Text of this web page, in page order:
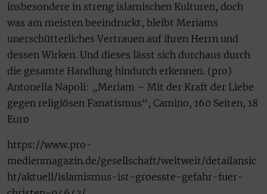
insbesondere in streng islamischen Kulturen, doch
was am meisten beeindruckt, bleibt Meriams
unerschütterliches Vertrauen auf ihren Herrn und
dessen Wirken. Und dieses lässt sich durchaus durch
die gesamte Handlung hindurch erkennen. (pro)
Antonella Napoli: „Meriam – Mit der Kraft der Liebe
gegen religiösen Fanatismus“, Camino, 160 Seiten, 18
Euro
https://www.pro-
medienmagazin.de/gesellschaft/weltweit/detailansic
ht/aktuell/islamismus-ist-groesste-gefahr-fuer-